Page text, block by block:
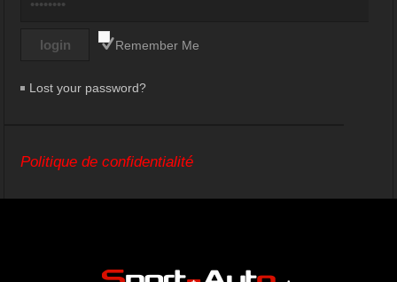
Remember Me
Lost your password?
Politique de confidentialité